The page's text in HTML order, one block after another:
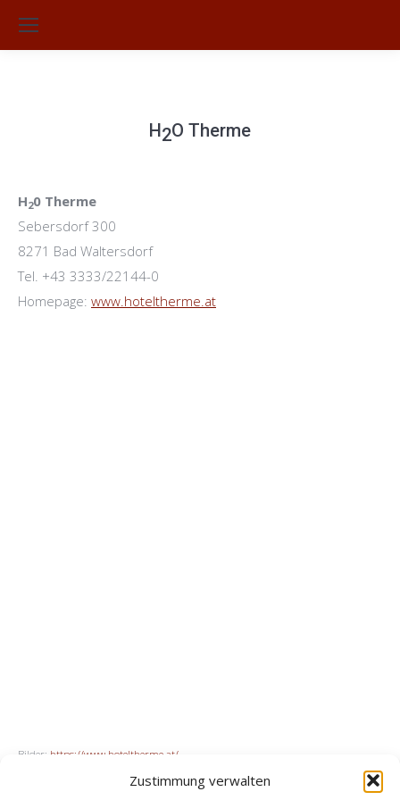
Zustimmung verwalten
H2O Therme
H20 Therme
Sebersdorf 300
8271 Bad Waltersdorf
Tel. +43 3333/22144-0
Homepage: www.hoteltherme.at
Bilder: https://www.hoteltherme.at/